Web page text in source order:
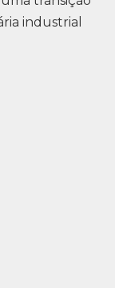
industrial